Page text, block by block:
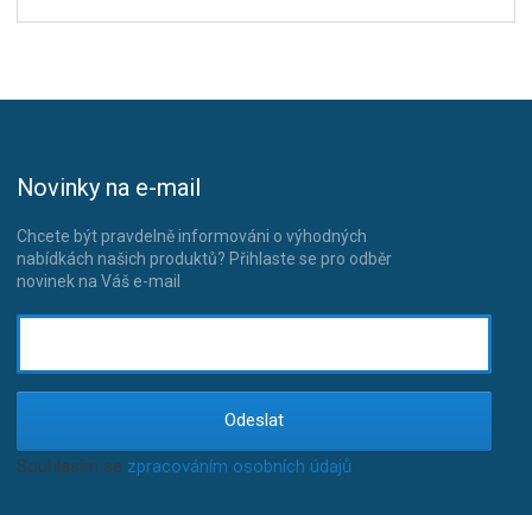
Novinky na e-mail
Chcete být pravdelně informováni o výhodných
nabídkách našich produktů? Přihlaste se pro odběr
novinek na Váš e-mail
Odeslat
Souhlasím se zpracováním osobních údajů.